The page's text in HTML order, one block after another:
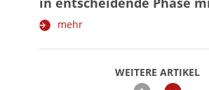
WEITERE ARTIKEL
zurückweiter
mehr